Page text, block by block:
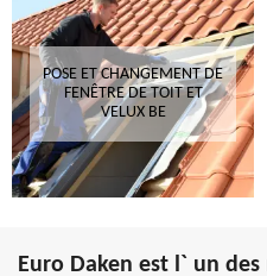
POSE ET CHANGEMENT DE
FENÊTRE DE TOIT ET
VELUX BE
Euro Daken est l` un